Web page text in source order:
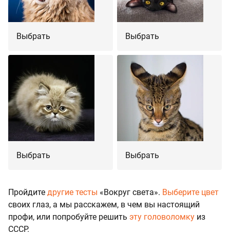
Выбрать Выбрать
Выбрать Выбрать
Пройдите другие тесты «Вокруг света». Выберите цвет
своих глаз, а мы расскажем, в чем вы настоящий
профи, или попробуйте решить эту головоломку из
СССР.